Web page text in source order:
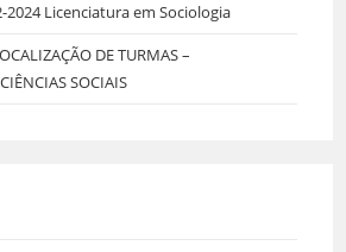
2024 Licenciatura em Sociologia
DE TURMAS –
SOCIAIS